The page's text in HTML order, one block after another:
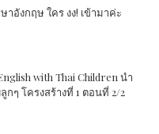
าอังกฤษ ใคร งง! เข้ามาค่ะ
with Thai Children นำ
ๆ โครงสร้างที่ 1 ตอนที่ 2/2